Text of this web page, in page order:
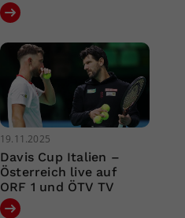
19.11.2025
Davis Cup Italien –
Österreich live auf
ORF 1 und ÖTV TV